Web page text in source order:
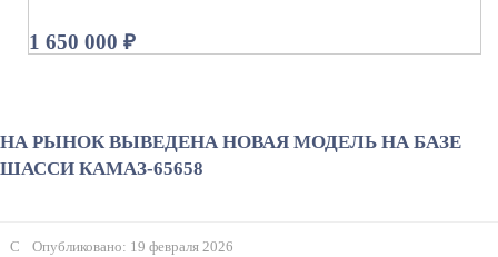
1 650 000 ₽
НА РЫНОК ВЫВЕДЕНА НОВАЯ МОДЕЛЬ НА БАЗЕ
ШАССИ КАМАЗ-65658
Опубликовано: 19 февраля 2026